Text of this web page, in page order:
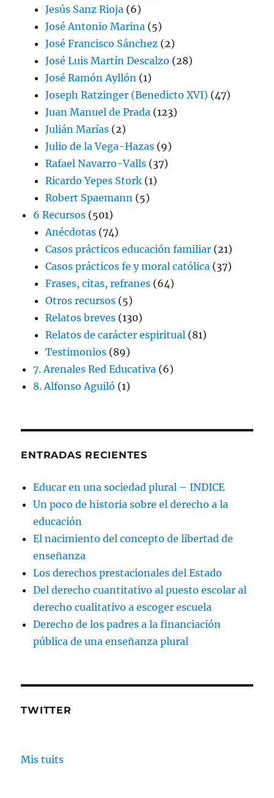
Jesús Sanz Rioja (6)
José Antonio Marina (5)
José Francisco Sánchez (2)
José Luis Martín Descalzo (28)
José Ramón Ayllón (1)
Joseph Ratzinger (Benedicto XVI) (47)
Juan Manuel de Prada (123)
Julián Marías (2)
Julio de la Vega-Hazas (9)
Rafael Navarro-Valls (37)
Ricardo Yepes Stork (1)
Robert Spaemann (5)
6 Recursos (501)
Anécdotas (74)
Casos prácticos educación familiar (21)
Casos prácticos fe y moral católica (37)
Frases, citas, refranes (64)
Otros recursos (5)
Relatos breves (130)
Relatos de carácter espiritual (81)
Testimonios (89)
7. Arenales Red Educativa (6)
8. Alfonso Aguiló (1)
ENTRADAS RECIENTES
Educar en una sociedad plural – INDICE
Un poco de historia sobre el derecho a la
educación
El nacimiento del concepto de libertad de
enseñanza
Los derechos prestacionales del Estado
Del derecho cuantitativo al puesto escolar al
derecho cualitativo a escoger escuela
Derecho de los padres a la financiación
pública de una enseñanza plural
TWITTER
Mis tuits